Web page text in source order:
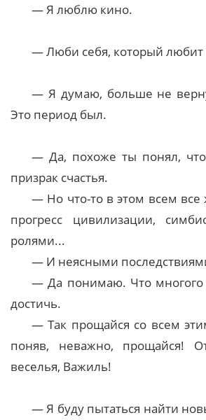
— Я люблю кино.
— Люби себя, который любит
— Я думаю, больше не
Это период был.
— Да, похоже ты понял, что
призрак счастья.
— Но что-то в этом всем
прогресс цивилизации,
ролями...
— И неясными
— Да понимаю. Что многого
достичь.
— Так прощайся со всем
поняв, неважно, прощайся!
веселья, Важиль!
— Я буду пытаться найти